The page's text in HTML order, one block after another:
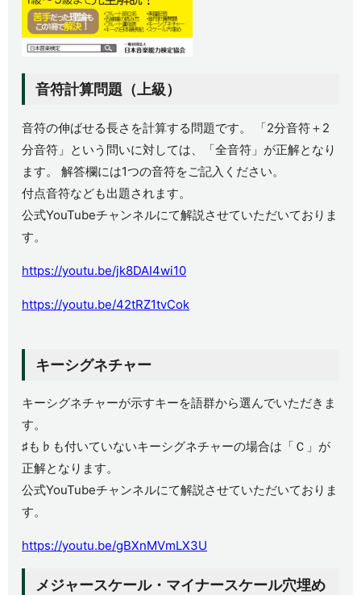
音符計算問題（上級）
音符の伸ばせる長さを計算する問題です。 「2分音符＋2
分音符」という問いに対しては、「全音符」が正解となり
ます。 解答欄には1つの音符をご記入ください。
付点音符なども出題されます。
公式YouTubeチャンネルにて解説させていただいておりま
す。
https://youtu.be/jk8DAI4wi10
https://youtu.be/42tRZ1tvCok
キーシグネチャー
キーシグネチャーが示すキーを語群から選んでいただきま
す。
♯も♭も付いていないキーシグネチャーの場合は「Ｃ」が
正解となります。
公式YouTubeチャンネルにて解説させていただいておりま
す。
https://youtu.be/gBXnMVmLX3U
メジャースケール・マイナースケール穴埋め